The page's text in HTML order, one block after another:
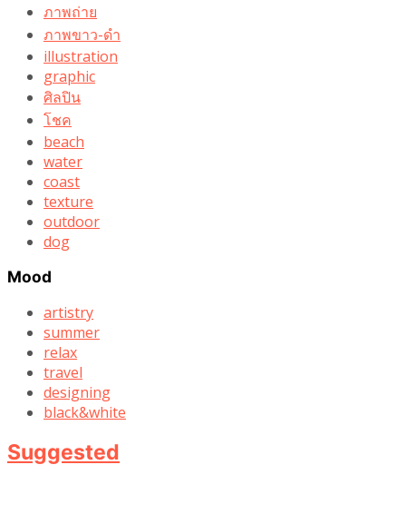
ภาพถ่าย
ภาพขาว-ดำ
illustration
graphic
ศิลปิน
โชค
beach
water
coast
texture
outdoor
dog
Mood
artistry
summer
relax
travel
designing
black&white
Suggested